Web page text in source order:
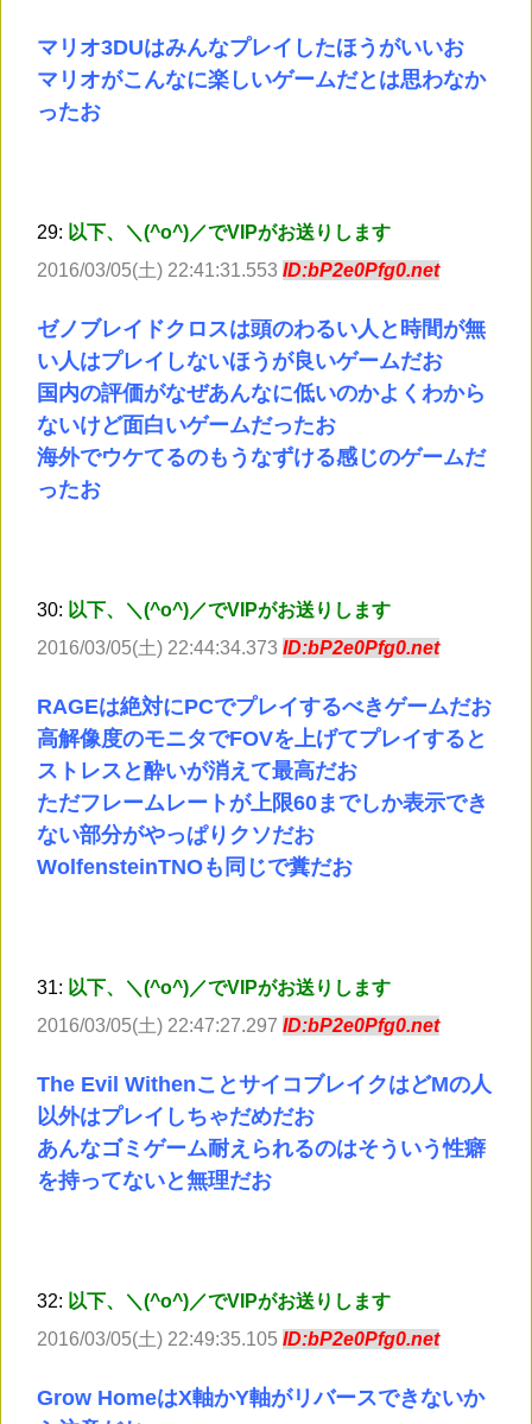
マリオ3DUはみんなプレイしたほうがいいお
マリオがこんなに楽しいゲームだとは思わなか
ったお
29: 以下、＼(^o^)／でVIPがお送りします
2016/03/05(土) 22:41:31.553 ID:bP2e0Pfg0.net
ゼノブレイドクロスは頭のわるい人と時間が無
い人はプレイしないほうが良いゲームだお
国内の評価がなぜあんなに低いのかよくわから
ないけど面白いゲームだったお
海外でウケてるのもうなずける感じのゲームだ
ったお
30: 以下、＼(^o^)／でVIPがお送りします
2016/03/05(土) 22:44:34.373 ID:bP2e0Pfg0.net
RAGEは絶対にPCでプレイするべきゲームだお
高解像度のモニタでFOVを上げてプレイすると
ストレスと酔いが消えて最高だお
ただフレームレートが上限60までしか表示でき
ない部分がやっぱりクソだお
WolfensteinTNOも同じで糞だお
31: 以下、＼(^o^)／でVIPがお送りします
2016/03/05(土) 22:47:27.297 ID:bP2e0Pfg0.net
The Evil WithenことサイコブレイクはどMの人
以外はプレイしちゃだめだお
あんなゴミゲーム耐えられるのはそういう性癖
を持ってないと無理だお
32: 以下、＼(^o^)／でVIPがお送りします
2016/03/05(土) 22:49:35.105 ID:bP2e0Pfg0.net
Grow HomeはX軸かY軸がリバースできないか